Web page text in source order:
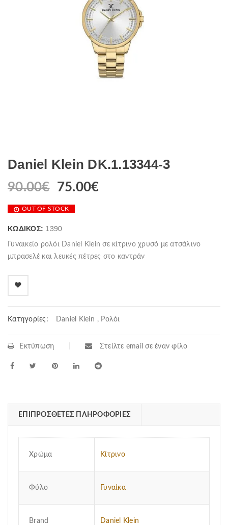
Daniel Klein DK.1.13344-3
90.00€ 75.00€
OUT OF STOCK
ΚΩΔΙΚΌΣ: 1390
Γυναικείο ρολόι Daniel Klein σε κίτρινο χρυσό με ατσάλινο
μπρασελέ και λευκές πέτρες στο καντράν
Κατηγορίες: Daniel Klein , Ρολόι
Εκτύπωση Στείλτε email σε έναν φίλο
ΕΠΙΠΡΌΣΘΕΤΕΣ ΠΛΗΡΟΦΟΡΊΕΣ
Χρώμα Κίτρινο
Φύλο Γυναίκα
Brand Daniel Klein